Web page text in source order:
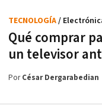
Qué comprar
un televisor
TECNOLOGÍA/
PorCésar Dergarabedian